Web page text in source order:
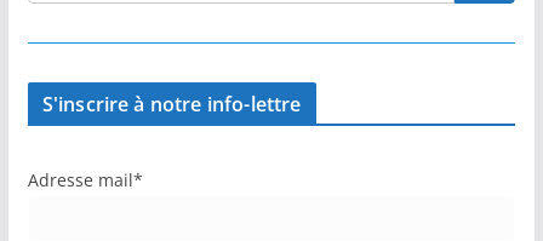
S'inscrire à notre info-lettre
Adresse mail*